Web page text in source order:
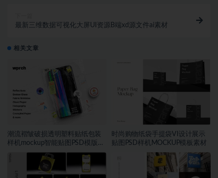
最新三维数据可视化大屏UI资源B端xd源文件ai素材
相关文章
潮流褶皱破损透明塑料贴纸包装
样机mockup智能贴图PSD模版设
计素材
时尚购物纸袋手提袋VI设计展示
贴图PSD样机MOCKUP模板素材